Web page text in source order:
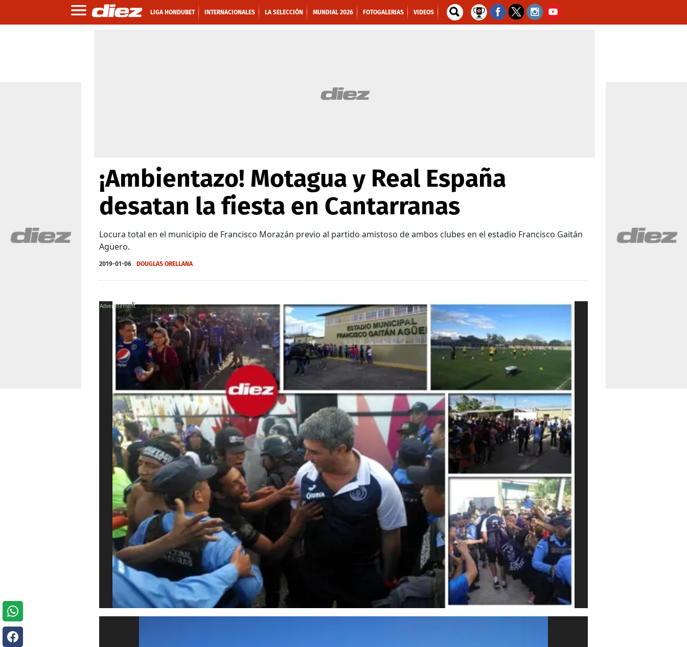
LIGA HONDUBET INTERNACIONALES LA SELECCIÓN MUNDIAL 2026 FOTOGALERIAS VIDEOS
¡Ambientazo! Motagua y Real España
desatan la fiesta en Cantarranas
Locura total en el municipio de Francisco Morazán previo al partido amistoso de ambos clubes en el estadio Francisco Gaitán
Agüero.
2019-01-06 DOUGLAS ORELLANA
X